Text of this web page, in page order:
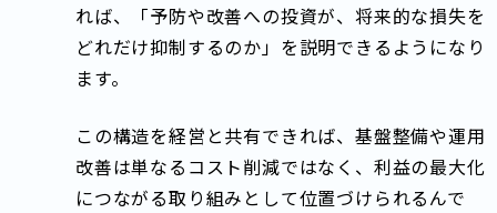
れば、「予防や改善への投資が、将来的な損失を
どれだけ抑制するのか」を説明できるようになり
ます。
この構造を経営と共有できれば、基盤整備や運用
改善は単なるコスト削減ではなく、利益の最大化
につながる取り組みとして位置づけられるんで